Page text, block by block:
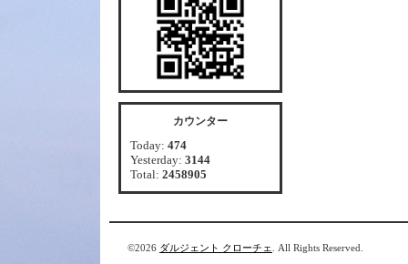
カウンター
Today: 474
Yesterday: 3144
Total: 2458905
©2026 ダルジェント クローチェ . All Rights Reserved.